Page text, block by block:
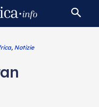
, Notizie